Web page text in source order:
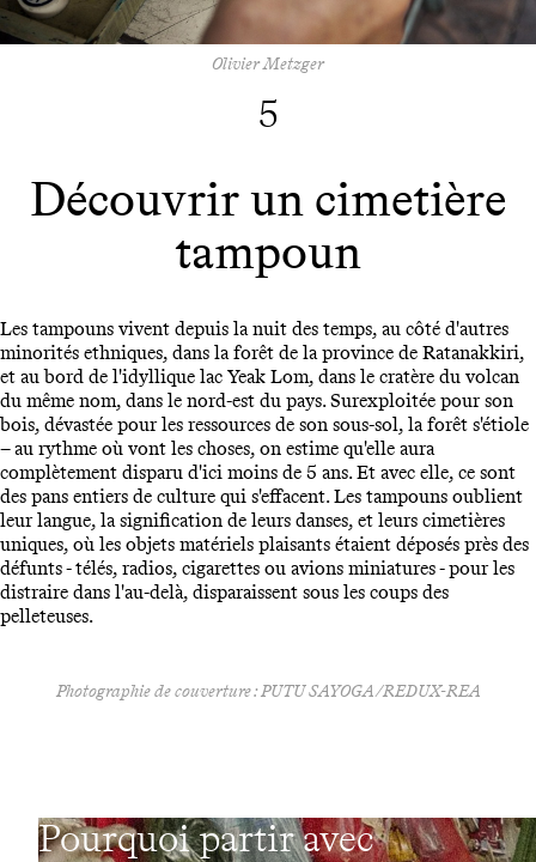
Olivier Metzger
5
Découvrir un cimetière
tampoun
Les tampouns vivent depuis la nuit des temps, au côté d'autres
minorités ethniques, dans la forêt de la province de Ratanakkiri,
et au bord de l'idyllique lac Yeak Lom, dans le cratère du volcan
du même nom, dans le nord-est du pays. Surexploitée pour son
bois, dévastée pour les ressources de son sous-sol, la forêt s'étiole
– au rythme où vont les choses, on estime qu'elle aura
complètement disparu d'ici moins de 5 ans. Et avec elle, ce sont
des pans entiers de culture qui s'effacent. Les tampouns oublient
leur langue, la signification de leurs danses, et leurs cimetières
uniques, où les objets matériels plaisants étaient déposés près des
défunts - télés, radios, cigarettes ou avions miniatures - pour les
distraire dans l'au-delà, disparaissent sous les coups des
pelleteuses.
Photographie de couverture :PUTU SAYOGA/REDUX-REA
Pourquoi partir avec